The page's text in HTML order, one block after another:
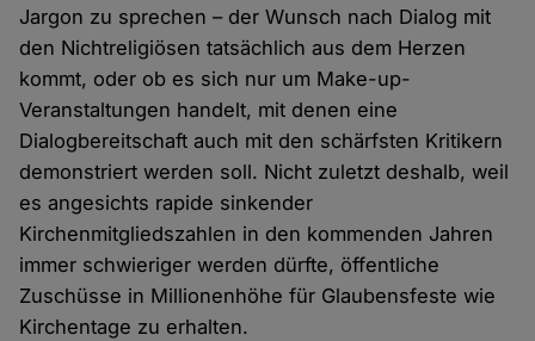
Jargon zu sprechen – der Wunsch nach Dialog mit
den Nichtreligiösen tatsächlich aus dem Herzen
kommt, oder ob es sich nur um Make-up-
Veranstaltungen handelt, mit denen eine
Dialogbereitschaft auch mit den schärfsten Kritikern
demonstriert werden soll. Nicht zuletzt deshalb, weil
es angesichts rapide sinkender
Kirchenmitgliedszahlen in den kommenden Jahren
immer schwieriger werden dürfte, öffentliche
Zuschüsse in Millionenhöhe für Glaubensfeste wie
Kirchentage zu erhalten.